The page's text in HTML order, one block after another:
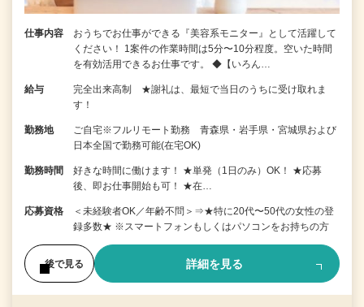
仕事内容
おうちでお仕事ができる『美容系モニター』として活躍して
ください！ 1案件の作業時間は5分〜10分程度。空いた時間
を有効活用できるお仕事です。 ◆【いろん…
給与
完全出来高制 ★謝礼は、最短で当日のうちに受け取れま
す！
勤務地
ご自宅※フルリモート勤務 青森県・岩手県・宮城県および
日本全国で勤務可能(在宅OK)
勤務時間
好きな時間に働けます！ ★単発（1日のみ）OK！ ★応募
後、即お仕事開始も可！ ★在…
応募資格
＜未経験者OK／年齢不問＞⇒★特に20代〜50代の女性の登
録多数★ ※スマートフォンもしくはパソコンをお持ちの方
後で見る 詳細を見る